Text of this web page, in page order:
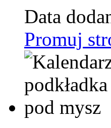
Data
Promuj